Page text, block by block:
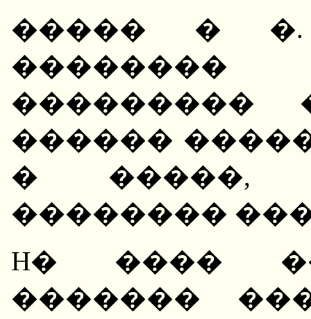
����� � �.
��������
���������
������
� �����,
��������
H� ����
�������